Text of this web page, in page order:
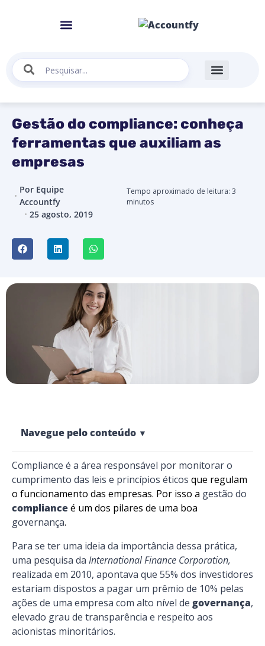
Gestão do compliance: conheça
ferramentas que auxiliam as
empresas
PorEquipe
Accountfy
25 agosto, 2019
Tempo aproximado de leitura: 3
minutos
Navegue pelo conteúdo ▼
Compliance é a área responsável por monitorar o
cumprimento das leis e princípios éticos que regulam
o funcionamento das empresas. Por isso a gestão do
complianceé um dos pilares de uma boa
governança.
Para se ter uma ideia da importância dessa prática,
uma pesquisa da International Finance Corporation,
realizada em 2010, apontava que 55% dos investidores
estariam dispostos a pagar um prêmio de 10% pelas
ações de uma empresa com alto nível de governança,
elevado grau de transparência e respeito aos
acionistas minoritários.